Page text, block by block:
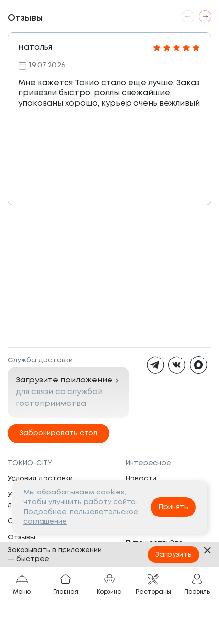
Отзывы
Наталья
19.07.2026
Мне кажется Токио стало еще лучше. Заказ
привезли быстро, роллы свежайшие,
упакованы хорошо, курьер очень вежливый
Служба доставки
Загрузите приложение
для связи со службой
гостеприимства
Забронировать стол
ТОКИО-CITY
Условия доставки
Условия программы
лояльности
Сертификаты
Отзывы
Банкеты
Вопросы и ответы
Интересное
Новости
Вакансии
Социальная жизнь
Путешествуйте
с ТОКИО-CITY
Партнёрам
Франшиза
Меню Главная Корзина Рестораны Профиль
Мы обрабатываем cookies,
чтобы улучшить работу сайта.
Подробнее: пользовательское
соглашение
Принять
Заказывать в приложении
— быстрее
Загрузить